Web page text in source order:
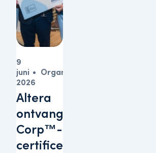
Altera
ontvangt B
Corp™-
certificering
9
juni
2026
Organisatie